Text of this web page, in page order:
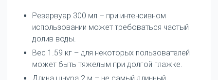
Резервуар 300 мл – при интенсивном
использовании может требоваться частый
долив воды.
Вес 1.59 кг – для некоторых пользователей
может быть тяжелым при долгой глажке.